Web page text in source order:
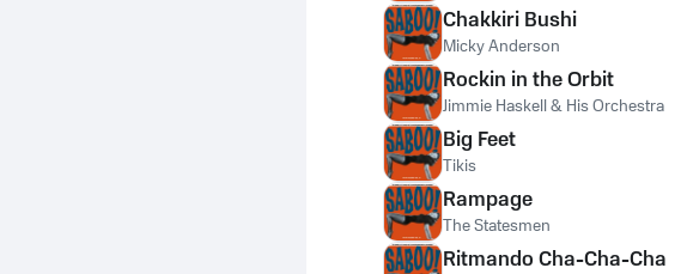
Chakkiri Bushi
Micky Anderson
Rockin in the Orbit
Jimmie Haskell & His Orchestra
Big Feet
Tikis
Rampage
The Statesmen
Ritmando Cha-Cha-Cha